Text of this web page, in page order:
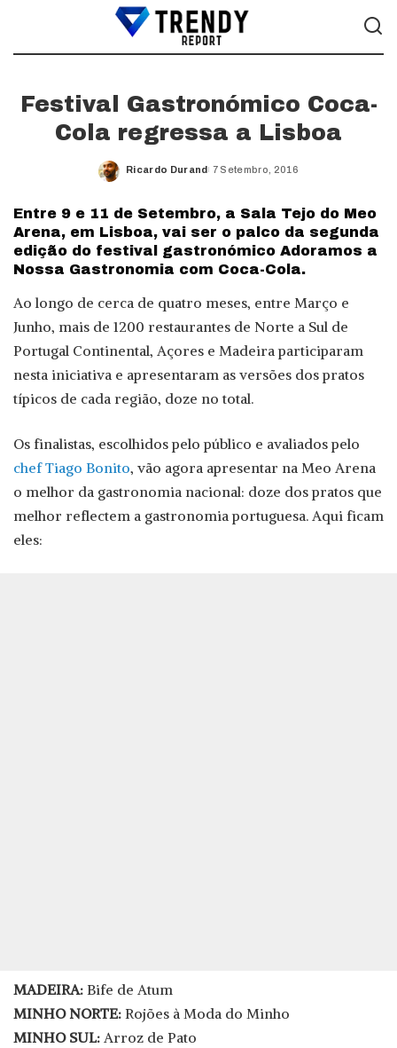
Festival Gastronómico Coca-
Cola regressa a Lisboa
Posted
Ricardo Durand 7 Setembro, 2016
Entre 9 e 11 de Setembro, a Sala Tejo do Meo
Arena, em Lisboa, vai ser o palco da segunda
edição do festival gastronómico Adoramos a
Nossa Gastronomia com Coca-Cola.
Ao longo de cerca de quatro meses, entre Março e
Junho, mais de 1200 restaurantes de Norte a Sul de
Portugal Continental, Açores e Madeira participaram
nesta iniciativa e apresentaram as versões dos pratos
típicos de cada região, doze no total.
Os finalistas, escolhidos pelo público e avaliados pelo
chef Tiago Bonito, vão agora apresentar na Meo Arena
o melhor da gastronomia nacional: doze dos pratos que
melhor reflectem a gastronomia portuguesa. Aqui ficam
eles:
MADEIRA: Bife de Atum
MINHO NORTE: Rojões à Moda do Minho
MINHO SUL: Arroz de Pato